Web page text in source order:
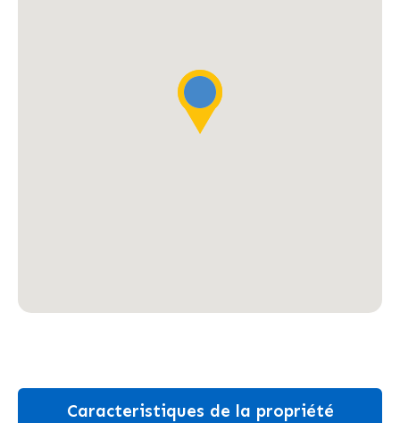
Caracteristiques de la propriété